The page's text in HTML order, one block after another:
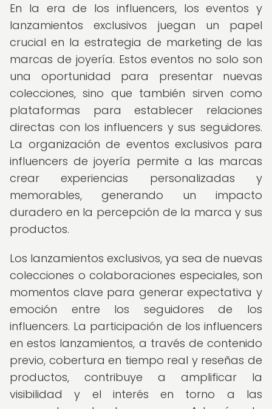
En la era de los influencers, los eventos y
lanzamientos exclusivos juegan un papel
crucial en la estrategia de marketing de las
marcas de joyería. Estos eventos no solo son
una oportunidad para presentar nuevas
colecciones, sino que también sirven como
plataformas para establecer relaciones
directas con los influencers y sus seguidores.
La organización de eventos exclusivos para
influencers de joyería permite a las marcas
crear experiencias personalizadas y
memorables, generando un impacto
duradero en la percepción de la marca y sus
productos.
Los lanzamientos exclusivos, ya sea de nuevas
colecciones o colaboraciones especiales, son
momentos clave para generar expectativa y
emoción entre los seguidores de los
influencers. La participación de los influencers
en estos lanzamientos, a través de contenido
previo, cobertura en tiempo real y reseñas de
productos, contribuye a amplificar la
visibilidad y el interés en torno a las